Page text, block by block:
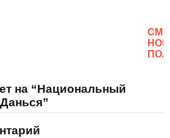
на “Национальный